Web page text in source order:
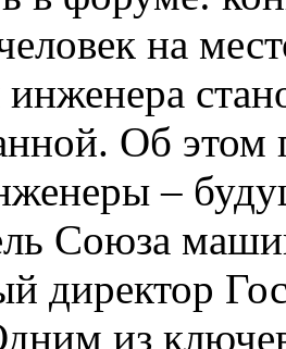
на
Об этом
–
Союза
директор
из